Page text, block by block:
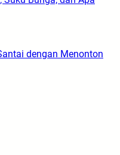
dengan Menonton